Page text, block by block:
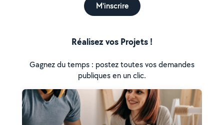
M'inscrire
Réalisez vos Projets !
Gagnez du temps : postez toutes vos demandes
publiques en un clic.